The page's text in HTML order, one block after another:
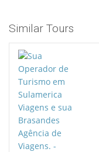
Similar Tours